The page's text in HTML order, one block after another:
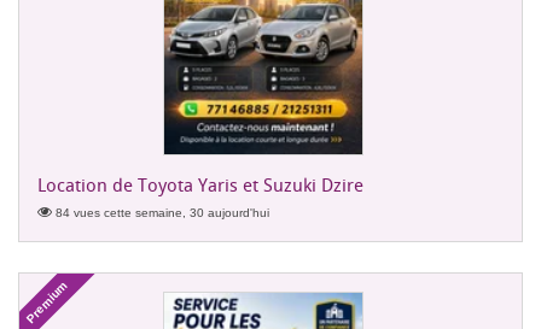
Location de Toyota Yaris et Suzuki Dzire
84 vues cette semaine, 30 aujourd'hui
Premium